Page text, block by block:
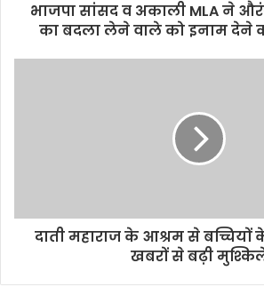
भाजपा सांसद व अकाली MLA ने
का बदला लेने वाले को इनाम देने
दाती महाराज के आश्रम से बच्चियों
खबरों से बढ़ी